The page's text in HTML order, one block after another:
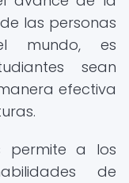
las personas
mundo, es
sean
efectiva
permite a los
de